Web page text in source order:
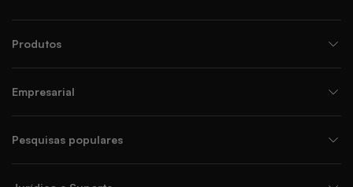
Produtos
Empresarial
Pesquisas populares